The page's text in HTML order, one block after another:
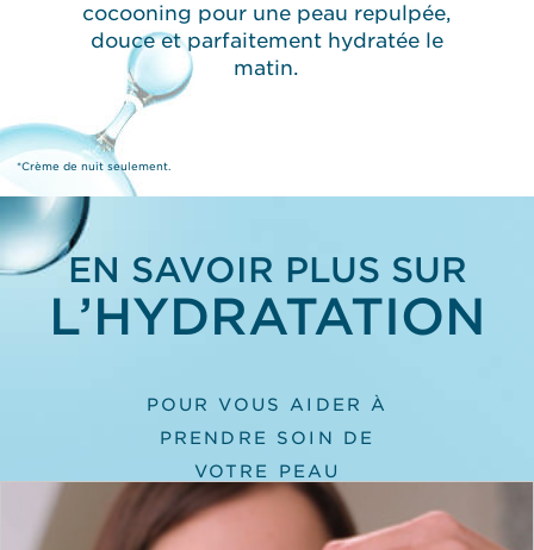
cocooning pour une peau repulpée,
douce et parfaitement hydratée le
matin.
*Crème de nuit seulement.
EN SAVOIR PLUS SUR
L’HYDRATATION
POUR VOUS AIDER À
PRENDRE SOIN DE
VOTRE PEAU